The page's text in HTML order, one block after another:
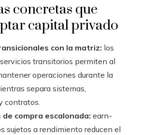
concretas que
capital privado
con la matriz: los
transitorios permiten al
operaciones durante la
separa sistemas,
contratos.
compra escalonada: earn-
sujetos a rendimiento reducen el